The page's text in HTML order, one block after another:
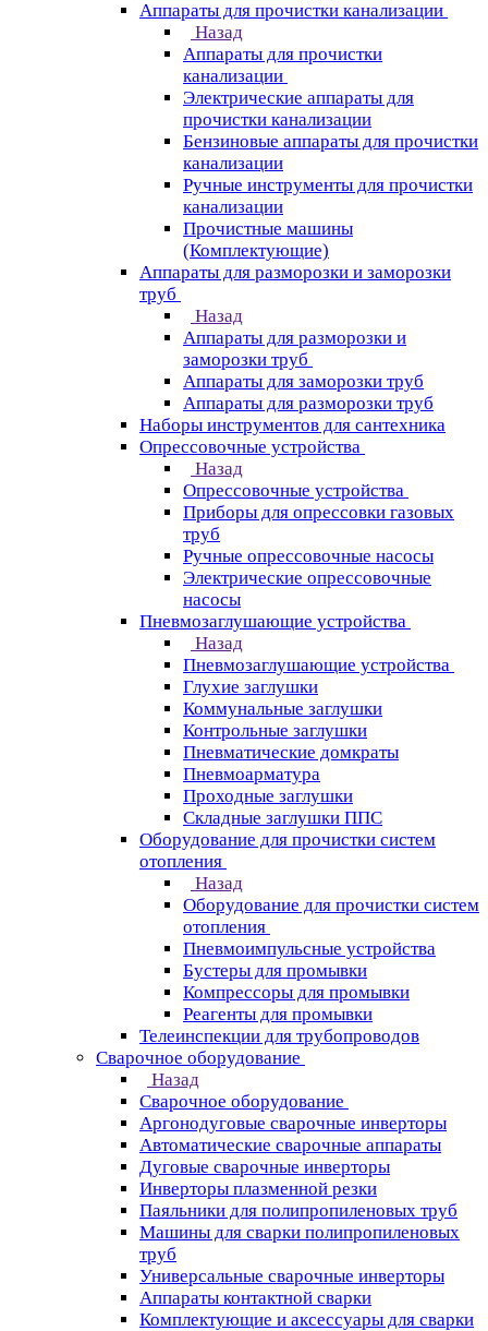
Аппараты для прочистки канализации
Назад
Аппараты для прочистки
канализации
Электрические аппараты для
прочистки канализации
Бензиновые аппараты для прочистки
канализации
Ручные инструменты для прочистки
канализации
Прочистные машины
(Комплектующие)
Аппараты для разморозки и заморозки
труб
Назад
Аппараты для разморозки и
заморозки труб
Аппараты для заморозки труб
Аппараты для разморозки труб
Наборы инструментов для сантехника
Опрессовочные устройства
Назад
Опрессовочные устройства
Приборы для опрессовки газовых
труб
Ручные опрессовочные насосы
Электрические опрессовочные
насосы
Пневмозаглушающие устройства
Назад
Пневмозаглушающие устройства
Глухие заглушки
Коммунальные заглушки
Контрольные заглушки
Пневматические домкраты
Пневмоарматура
Проходные заглушки
Складные заглушки ППС
Оборудование для прочистки систем
отопления
Назад
Оборудование для прочистки систем
отопления
Пневмоимпульсные устройства
Бустеры для промывки
Компрессоры для промывки
Реагенты для промывки
Телеинспекции для трубопроводов
Сварочное оборудование
Назад
Сварочное оборудование
Аргонодуговые сварочные инверторы
Автоматические сварочные аппараты
Дуговые сварочные инверторы
Инверторы плазменной резки
Паяльники для полипропиленовых труб
Машины для сварки полипропиленовых
труб
Универсальные сварочные инверторы
Аппараты контактной сварки
Комплектующие и аксессуары для сварки